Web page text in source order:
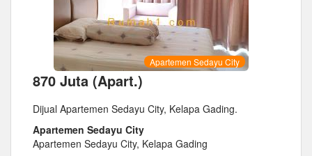
Apartemen Sedayu City
870 Juta (Apart.)
Dijual Apartemen Sedayu City, Kelapa Gading.
Apartemen Sedayu City
Apartemen Sedayu City, Kelapa Gading